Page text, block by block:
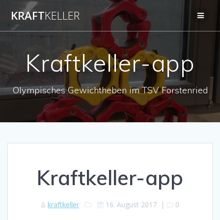
Zum
Inhalt
springen
KRAFTKELLER
Kraftkeller-app
Olympisches Gewichtheben im TSV Forstenried
Kraftkeller-app
kraftkeller 16. August 2017 | 0